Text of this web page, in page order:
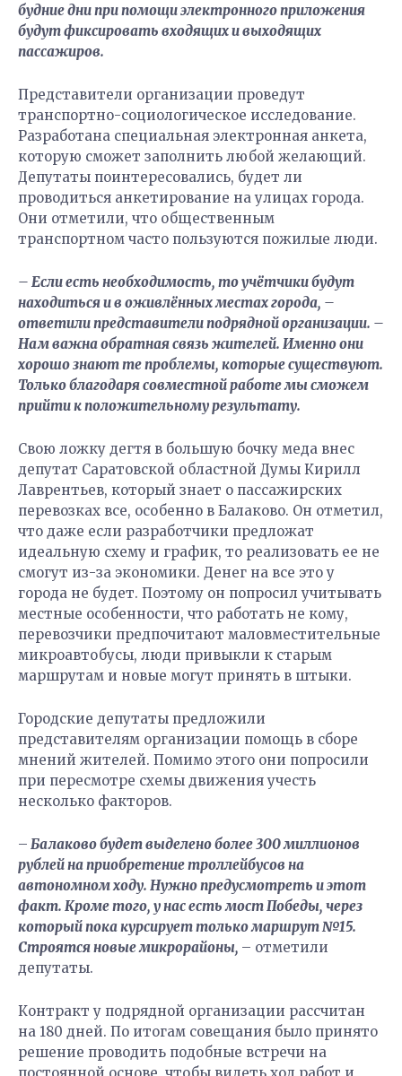
будние дни при помощи электронного приложения
будут фиксировать входящих и выходящих
пассажиров.
Представители организации проведут
транспортно-социологическое исследование.
Разработана специальная электронная анкета,
которую сможет заполнить любой желающий.
Депутаты поинтересовались, будет ли
проводиться анкетирование на улицах города.
Они отметили, что общественным
транспортном часто пользуются пожилые люди.
– Если есть необходимость, то учётчики будут
находиться и в оживлённых местах города, –
ответили представители подрядной организации. –
Нам важна обратная связь жителей. Именно они
хорошо знают те проблемы, которые существуют.
Только благодаря совместной работе мы сможем
прийти к положительному результату.
Свою ложку дегтя в большую бочку меда внес
депутат Саратовской областной Думы Кирилл
Лаврентьев, который знает о пассажирских
перевозках все, особенно в Балаково. Он отметил,
что даже если разработчики предложат
идеальную схему и график, то реализовать ее не
смогут из-за экономики. Денег на все это у
города не будет. Поэтому он попросил учитывать
местные особенности, что работать не кому,
перевозчики предпочитают маловместительные
микроавтобусы, люди привыкли к старым
маршрутам и новые могут принять в штыки.
Городские депутаты предложили
представителям организации помощь в сборе
мнений жителей. Помимо этого они попросили
при пересмотре схемы движения учесть
несколько факторов.
– Балаково будет выделено более 300 миллионов
рублей на приобретение троллейбусов на
автономном ходу. Нужно предусмотреть и этот
факт. Кроме того, у нас есть мост Победы, через
который пока курсирует только маршрут №15.
Строятся новые микрорайоны, – отметили
депутаты.
Контракт у подрядной организации рассчитан
на 180 дней. По итогам совещания было принято
решение проводить подобные встречи на